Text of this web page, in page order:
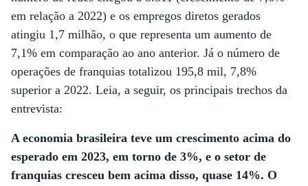
em relação a 2022) e os empregos diretos gerados
atingiu 1,7 milhão, o que representa um aumento de
7,1% em comparação ao ano anterior. Já o número de
operações de franquias totalizou 195,8 mil, 7,8%
superior a 2022. Leia, a seguir, os principais trechos da
entrevista:
A economia brasileira teve um crescimento acima do
esperado em 2023, em torno de 3%, e o setor de
franquias cresceu bem acima disso, quase 14%. O